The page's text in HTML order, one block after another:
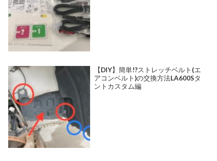
【DIY】簡単!?ストレッチベルト(エ
アコンベルト)の交換方法LA600Sタ
ントカスタム編